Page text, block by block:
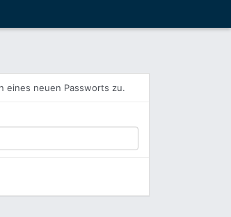
eines neuen Passworts zu.